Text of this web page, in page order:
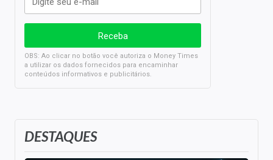
DESTAQUES
OBS: Ao clicar no botão você autoriza o Money Times
a utilizar os dados fornecidos para encaminhar
conteúdos informativos e publicitários.